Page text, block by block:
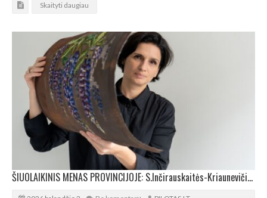
Skaityti daugiau
ŠIUOLAIKINIS MENAS PROVINCIJOJE: S.Inčirauskaitės-Kriaunevičienės paroda Kurtuvėnuose